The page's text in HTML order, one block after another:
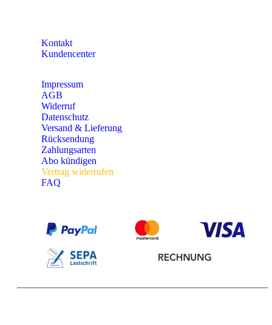
Kontakt
Kundencenter
Impressum
AGB
Widerruf
Datenschutz
Versand & Lieferung
Rücksendung
Zahlungsarten
Abo kündigen
Vertrag widerrufen
FAQ